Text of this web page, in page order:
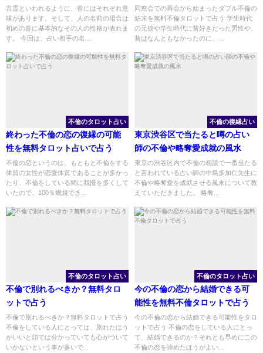
本命になる方法を知る
言霊といわれるように、音にはそれぞれ意
味があります。そして、人の名前の場合は
初めの音に基本的なその人の性格が表れま
す。 今回は、占い相手の名...
ットで占う
同窓会での再会から始まったダブル不倫の
結末を無料不倫タロットで占う 学生時代
の元彼や学生時代に昔好きだった男性や、
昔はなんともなかったのに、...
不倫のタロット占い
終わった不倫の恋の復縁の可能
性を無料タロット占いで占う
不倫の恋というのは、もともと不倫をする
体質の女性が恋愛体質であることが多かっ
たり、不倫をしている間に我慢を多くして
いたので、100％燃焼でき...
不倫の復縁占い
東京渋谷区で当たると噂の占い
師の不倫や略奪愛成就の風水
東京の渋谷区内で不倫の相談で一番当たる
と言われている占い師の中島多加仁先生に
不倫や略奪愛を成就させる風水について教
えていただきました。 略奪...
不倫のタロット占い
不倫で別れるべきか？無料タロ
ットで占う
不倫で別れるべきか？無料タロットで占う
不倫をしている人にとっては、別れたほう
がいいと頭では分かっていても心がついて
いかないという事が多いで...
不倫のタロット占い
今の不倫の恋から結婚できる可
能性を無料不倫タロットで占う
今の不倫の恋から結婚できる可能性をタロ
ットで占う 不倫の恋をしている人にとっ
て、結婚できるのか？それとも早めにこの
不倫の恋を諦めたほうがよい...